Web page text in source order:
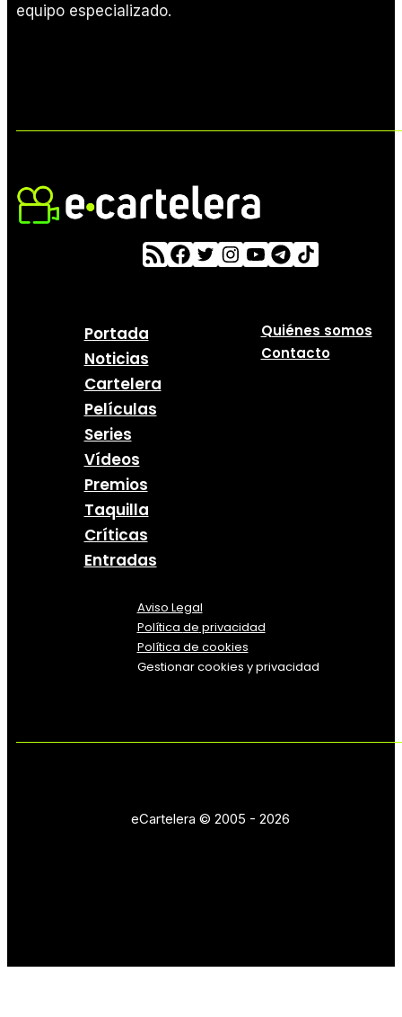
equipo especializado.
Portada
Noticias
Cartelera
Películas
Series
Vídeos
Premios
Taquilla
Críticas
Entradas
Quiénes somos
Contacto
Aviso Legal
Política de privacidad
Política de cookies
Gestionar cookies y privacidad
eCartelera © 2005 - 2026